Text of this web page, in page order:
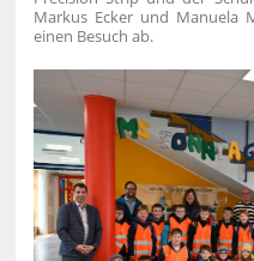
Markus Ecker und Manuela
einen Besuch ab.